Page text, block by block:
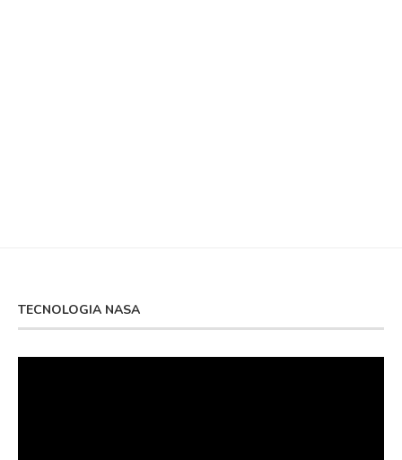
TECNOLOGIA NASA